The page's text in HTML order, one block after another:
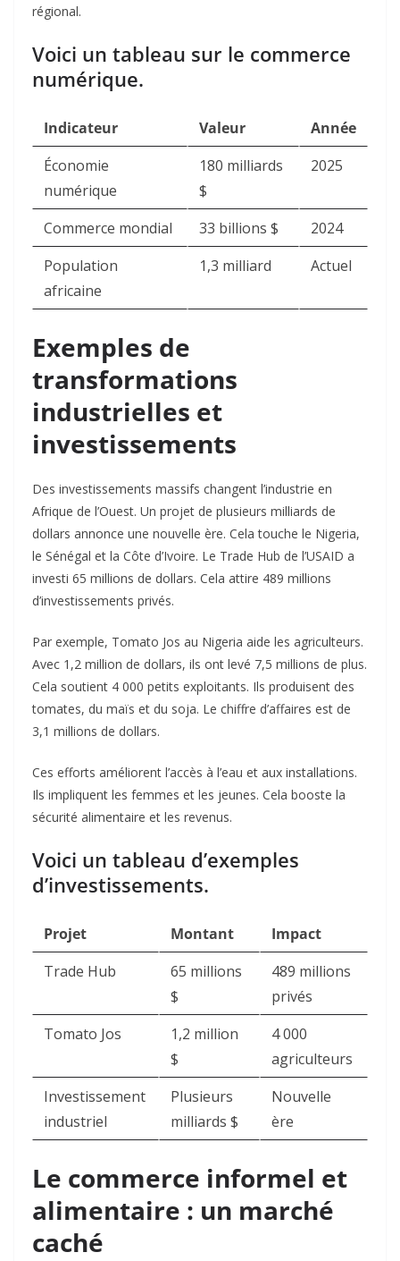
régional.
Voici un tableau sur le commerce
numérique.
Indicateur Valeur
Année
Économie
numérique
180 milliards
$
2025
Commerce mondial 33 billions $
2024
Population
africaine
1,3 milliard Actuel
Exemples de
transformations
industrielles et
investissements
Des investissements massifs changent l’industrie en
Afrique de l’Ouest. Un projet de plusieurs milliards de
dollars annonce une nouvelle ère. Cela touche le Nigeria,
le Sénégal et la Côte d’Ivoire. Le Trade Hub de l’USAID a
investi 65 millions de dollars. Cela attire 489 millions
d’investissements privés.
Par exemple, Tomato Jos au Nigeria aide les agriculteurs.
Avec 1,2 million de dollars, ils ont levé 7,5 millions de plus.
Cela soutient 4 000 petits exploitants. Ils produisent des
tomates, du maïs et du soja. Le chiffre d’affaires est de
3,1 millions de dollars.
Ces efforts améliorent l’accès à l’eau et aux installations.
Ils impliquent les femmes et les jeunes. Cela booste la
sécurité alimentaire et les revenus.
Voici un tableau d’exemples
d’investissements.
Projet Montant
Impact
Trade Hub
65 millions
$
489 millions
privés
Tomato Jos
1,2 million
$
4 000
agriculteurs
Investissement
industriel
Plusieurs
milliards $
Nouvelle
ère
Le commerce informel et
alimentaire : un marché
caché